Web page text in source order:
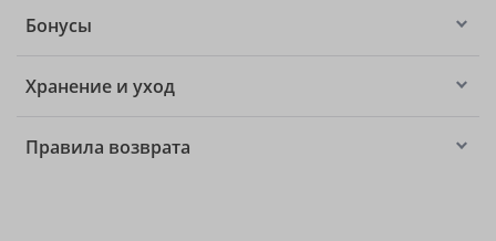
Бонусы
Хранение и уход
Правила возврата